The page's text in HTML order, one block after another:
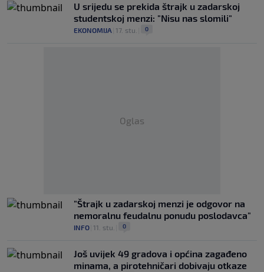
U srijedu se prekida štrajk u zadarskoj
studentskoj menzi: "Nisu nas slomili"
EKONOMIJA 17. stu. 0
Oglas
"Štrajk u zadarskoj menzi je odgovor na
nemoralnu feudalnu ponudu poslodavca"
INFO 11. stu. 0
Još uvijek 49 gradova i općina zagađeno
minama, a pirotehničari dobivaju otkaze